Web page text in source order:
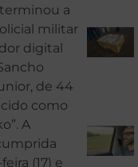
a
militar
digital
de 44
como
A
(17) e